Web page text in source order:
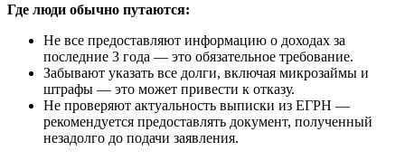
Где люди обычно путаются:
Не все предоставляют информацию о доходах за
последние 3 года — это обязательное требование.
Забывают указать все долги, включая микрозаймы и
штрафы — это может привести к отказу.
Не проверяют актуальность выписки из ЕГРН —
рекомендуется предоставлять документ, полученный
незадолго до подачи заявления.